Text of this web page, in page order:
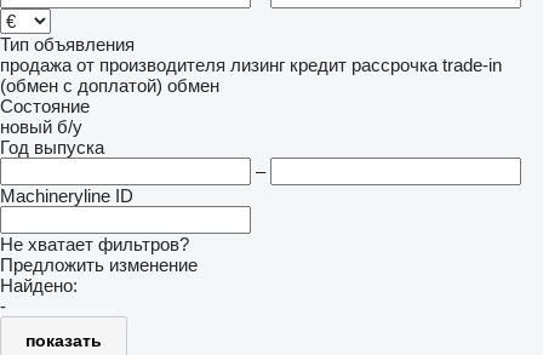
Тип объявления
продажа от производителя лизинг кредит рассрочка trade-in
(обмен с доплатой) обмен
Состояние
новый б/у
Год выпуска
–
Machineryline ID
Не хватает фильтров?
Предложить изменение
Найдено:
-
показать